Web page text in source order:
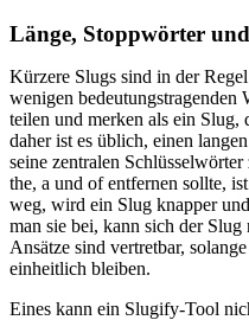
Länge, Stoppwörter
Kürzere Slugs sind in der
wenigen bedeutungstragenden
teilen und merken als ein Slug,
daher ist es üblich, einen
seine zentralen
the, a und of entfernen sollte,
weg, wird ein Slug knapper
man sie bei, kann sich der
Ansätze sind vertretbar,
einheitlich bleiben.
Eines kann ein Slugify-Tool